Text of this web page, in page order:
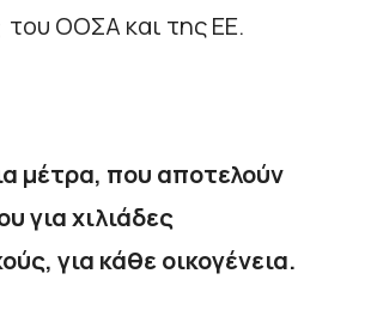
του ΟΟΣΑ και της ΕΕ.
μέτρα, που αποτελούν
για χιλιάδες
για κάθε οικογένεια.